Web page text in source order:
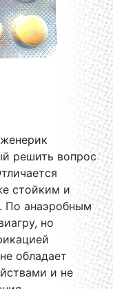
решить вопрос
стойким и
По анаэробным
но
обладает
и не